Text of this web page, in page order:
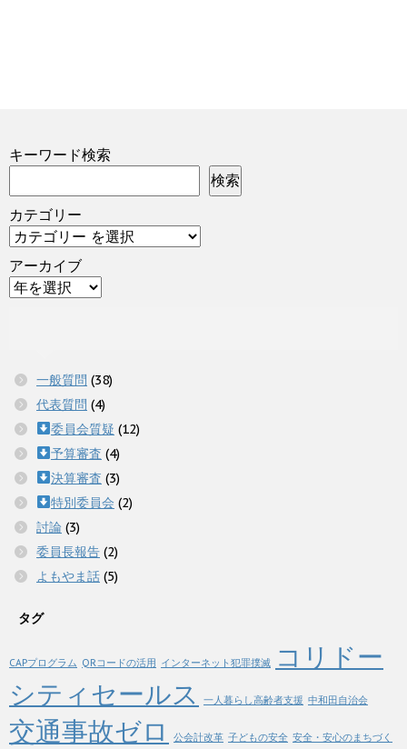
キーワード検索
検索
カテゴリー
アーカイブ
一般質問 (38)
代表質問 (4)
委員会質疑 (12)
予算審査 (4)
決算審査 (3)
特別委員会 (2)
討論 (3)
委員長報告 (2)
よもやま話 (5)
タグ
CAPプログラム QRコードの活用 インターネット犯罪撲滅
コリドー
シティセールス
一人暮らし高齢者支援 中和田自治会
交通事故ゼロ 公会計改革 子どもの安全 安全・安心のまちづく